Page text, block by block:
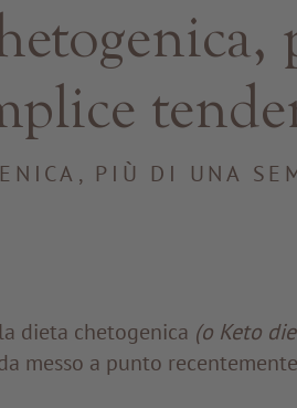
PIÙ DI UNA
dieta chetogenica (o Keto
messo a punto